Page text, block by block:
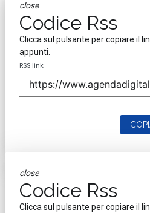
close
Codice Rss
Clicca sul pulsante per copiare il
appunti.
RSS link
close
Codice Rss
Clicca sul pulsante per copiare il